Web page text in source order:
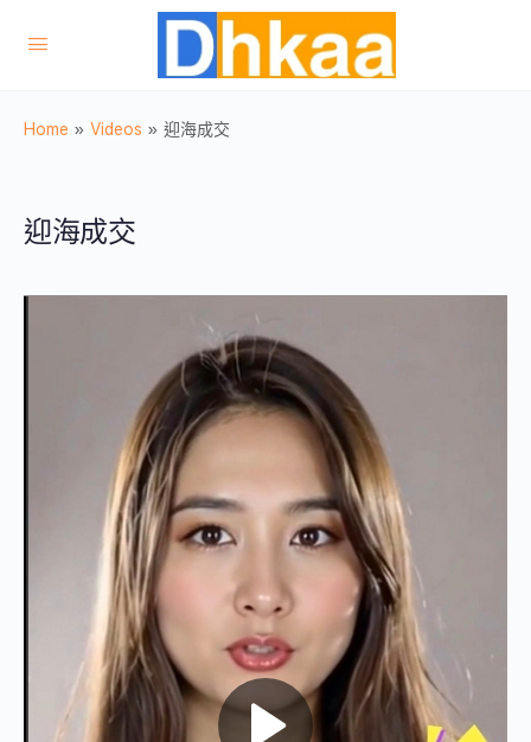
Home » Videos » 迎海成交
迎海成交